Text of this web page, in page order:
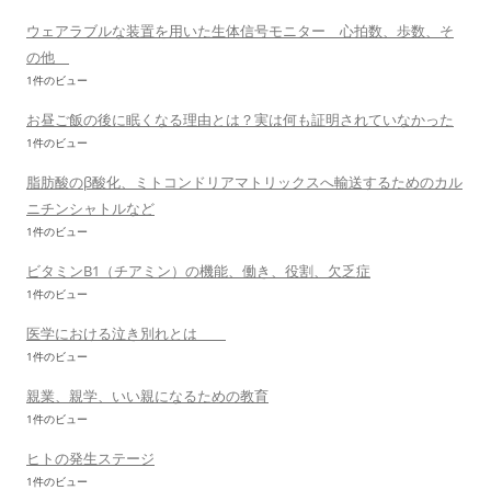
ウェアラブルな装置を用いた生体信号モニター 心拍数、歩数、そ
の他
1件のビュー
お昼ご飯の後に眠くなる理由とは？実は何も証明されていなかった
1件のビュー
脂肪酸のβ酸化、ミトコンドリアマトリックスへ輸送するためのカル
ニチンシャトルなど
1件のビュー
ビタミンB1（チアミン）の機能、働き、役割、欠乏症
1件のビュー
医学における泣き別れとは
1件のビュー
親業、親学、いい親になるための教育
1件のビュー
ヒトの発生ステージ
1件のビュー